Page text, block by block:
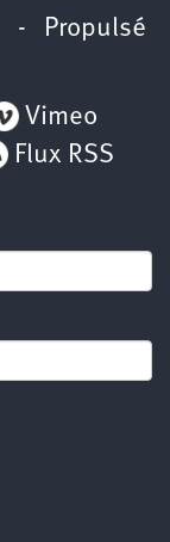
- Propulsé
Vimeo
Flux RSS